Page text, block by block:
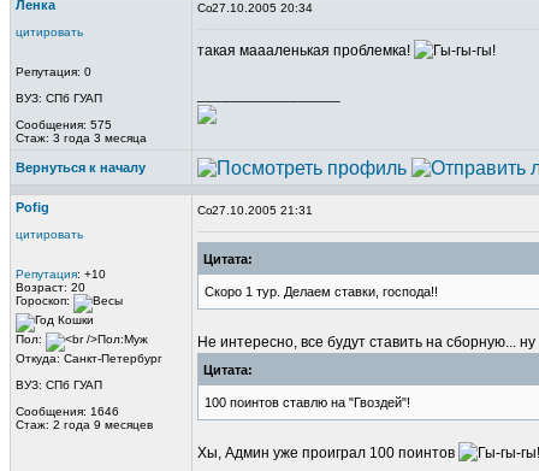
Ленка
цитировать
Репутация: 0
ВУЗ: СПб ГУАП
Сообщения: 575
Стаж: 3 года 3 месяца
27.10.2005 20:34
такая маааленькая проблемка!
Вернуться к началу
Pofig
цитировать
Репутация: +10
Возраст: 20
Гороскоп:
Пол:
Откуда: Санкт-Петербург
ВУЗ: СПб ГУАП
Сообщения: 1646
Стаж: 2 года 9 месяцев
27.10.2005 21:31
Цитата:
Скоро 1 тур. Делаем ставки, господа!!
Не интересно, все будут ставить на сборную...
Цитата:
100 поинтов ставлю на "Гвоздей"!
Хы, Админ уже проиграл 100 поинтов